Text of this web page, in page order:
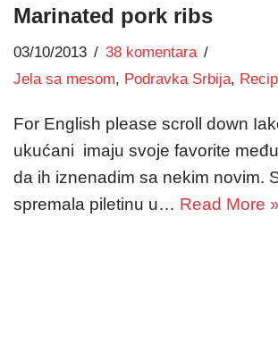
Marinated pork ribs
03/10/2013
38 komentara
Jela sa mesom, Podravka Srbija,
For English please scroll down
ukućani imaju svoje favorite
da ih iznenadim sa nekim novim.
spremala piletinu u… Read More »